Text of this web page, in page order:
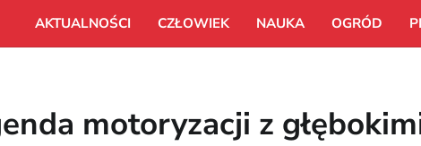
AKTUALNOŚCI CZŁOWIEK NAUKA OGRÓD
motoryzacji z